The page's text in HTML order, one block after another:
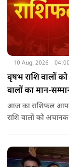
10 Aug, 2026
वृषभ राशि वालों
वालों का मान-
आज का राशिफल
राशि वालों को
सकता है.